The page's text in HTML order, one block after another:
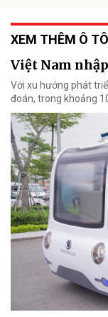
XEM THÊM Ô
Việt Nam
Với xu hướng phát
đoán, trong khoảng